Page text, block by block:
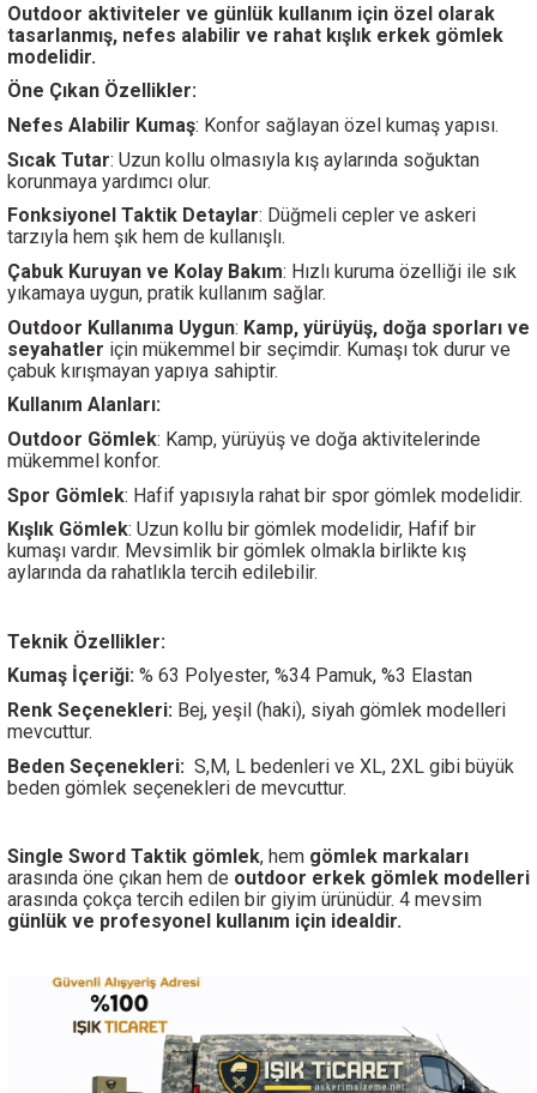
Outdoor aktiviteler ve günlük kullanım için özel olarak
tasarlanmış, nefes alabilir ve rahat kışlık erkek gömlek
modelidir.
Öne Çıkan Özellikler:
Nefes Alabilir Kumaş: Konfor sağlayan özel kumaş yapısı.
Sıcak Tutar: Uzun kollu olmasıyla kış aylarında soğuktan
korunmaya yardımcı olur.
Fonksiyonel Taktik Detaylar: Düğmeli cepler ve askeri
tarzıyla hem şık hem de kullanışlı.
Çabuk Kuruyan ve Kolay Bakım: Hızlı kuruma özelliği ile sık
yıkamaya uygun, pratik kullanım sağlar.
Outdoor Kullanıma Uygun: Kamp, yürüyüş, doğa sporları ve
seyahatler için mükemmel bir seçimdir. Kumaşı tok durur ve
çabuk kırışmayan yapıya sahiptir.
Kullanım Alanları:
Outdoor Gömlek: Kamp, yürüyüş ve doğa aktivitelerinde
mükemmel konfor.
Spor Gömlek: Hafif yapısıyla rahat bir spor gömlek modelidir.
Kışlık Gömlek: Uzun kollu bir gömlek modelidir, Hafif bir
kumaşı vardır. Mevsimlik bir gömlek olmakla birlikte kış
aylarında da rahatlıkla tercih edilebilir.
Teknik Özellikler:
Kumaş İçeriği: % 63 Polyester, %34 Pamuk, %3 Elastan
Renk Seçenekleri: Bej, yeşil (haki), siyah gömlek modelleri
mevcuttur.
Beden Seçenekleri: S,M, L bedenleri ve XL, 2XL gibi büyük
beden gömlek seçenekleri de mevcuttur.
Single Sword Taktik gömlek, hem gömlek markaları
arasında öne çıkan hem de outdoor erkek gömlek modelleri
arasında çokça tercih edilen bir giyim ürünüdür. 4 mevsim
günlük ve profesyonel kullanım için idealdir.